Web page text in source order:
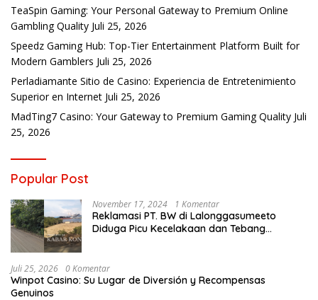
TeaSpin Gaming: Your Personal Gateway to Premium Online
Gambling Quality Juli 25, 2026
Speedz Gaming Hub: Top-Tier Entertainment Platform Built for
Modern Gamblers Juli 25, 2026
Perladiamante Sitio de Casino: Experiencia de Entretenimiento
Superior en Internet Juli 25, 2026
MadTing7 Casino: Your Gateway to Premium Gaming Quality Juli
25, 2026
Popular Post
November 17, 2024 1 Komentar
Reklamasi PT. BW di Lalonggasumeeto
Diduga Picu Kecelakaan dan Tebang
Juli 25, 2026 0 Komentar
Winpot Casino: Su Lugar de Diversión y Recompensas
Genuinos